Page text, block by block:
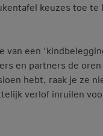
keuzes toe
een
en partners de
hebt, raak je ze
verlof inruilen